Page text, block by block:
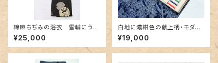
綿麻ちぢみの浴衣 雪輪にうさ
ぎ柄
¥25,000
白地に濃紺色の献上柄・モダン
なボーダー 博多織りリバーシ
ブル半幅帯
¥19,000